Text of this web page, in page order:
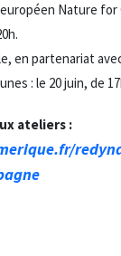
Nature for
en partenariat
: le 20 juin, de
ateliers :